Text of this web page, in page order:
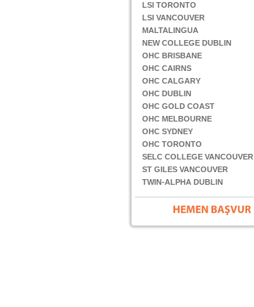
LSI TORONTO
LSI VANCOUVER
MALTALINGUA
NEW COLLEGE DUBLIN
OHC BRISBANE
OHC CAIRNS
OHC CALGARY
OHC DUBLIN
OHC GOLD COAST
OHC MELBOURNE
OHC SYDNEY
OHC TORONTO
SELC COLLEGE VANCOUVER
ST GILES VANCOUVER
TWIN-ALPHA DUBLIN